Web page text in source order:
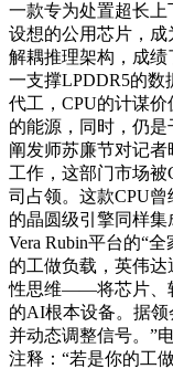
一款专为处置超长
设想的公用芯片，成
解耦推理架构，成
一支撑LPDDR5的数
代工，CPU的计谋
的能源，同时，仍
阐发师苏廉节对记
工作，这部门市场被
司占领。这款CPU曾
的晶圆级引擎同样
Vera Rubin平台的“
的工做负载，英伟
性思维——将芯片、
的AI根本设备。据
并动态调整信号。”
注释：“若是你的工